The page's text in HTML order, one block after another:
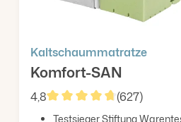
Kaltschaummatratze
Komfort-SAN
4,8
Durchschnittliche
(627)
Testsieger Stiftung